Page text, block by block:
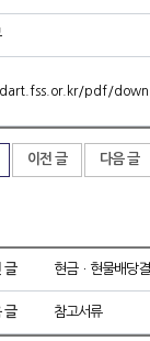
pdf/
이전 글 다음 글
글 현금ㆍ현물배당
글 참고서류